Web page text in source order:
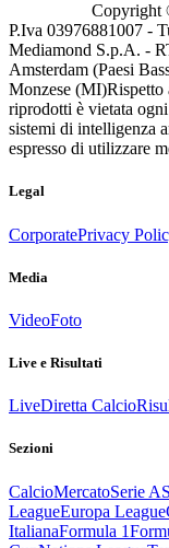
Copyright
P.Iva 03976881007 -
Mediamond S.p.A. -
Amsterdam (Paesi
Monzese (MI)Rispetto
riprodotti è vietata
sistemi di intelligenza
espresso di utilizzare
Legal
CorporatePrivacy
Media
VideoFoto
Live e Risultati
LiveDiretta Calcio
Sezioni
CalcioMercatoSerie A
LeagueEuropa League
ItalianaFormula 1